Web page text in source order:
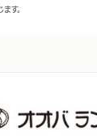
す。